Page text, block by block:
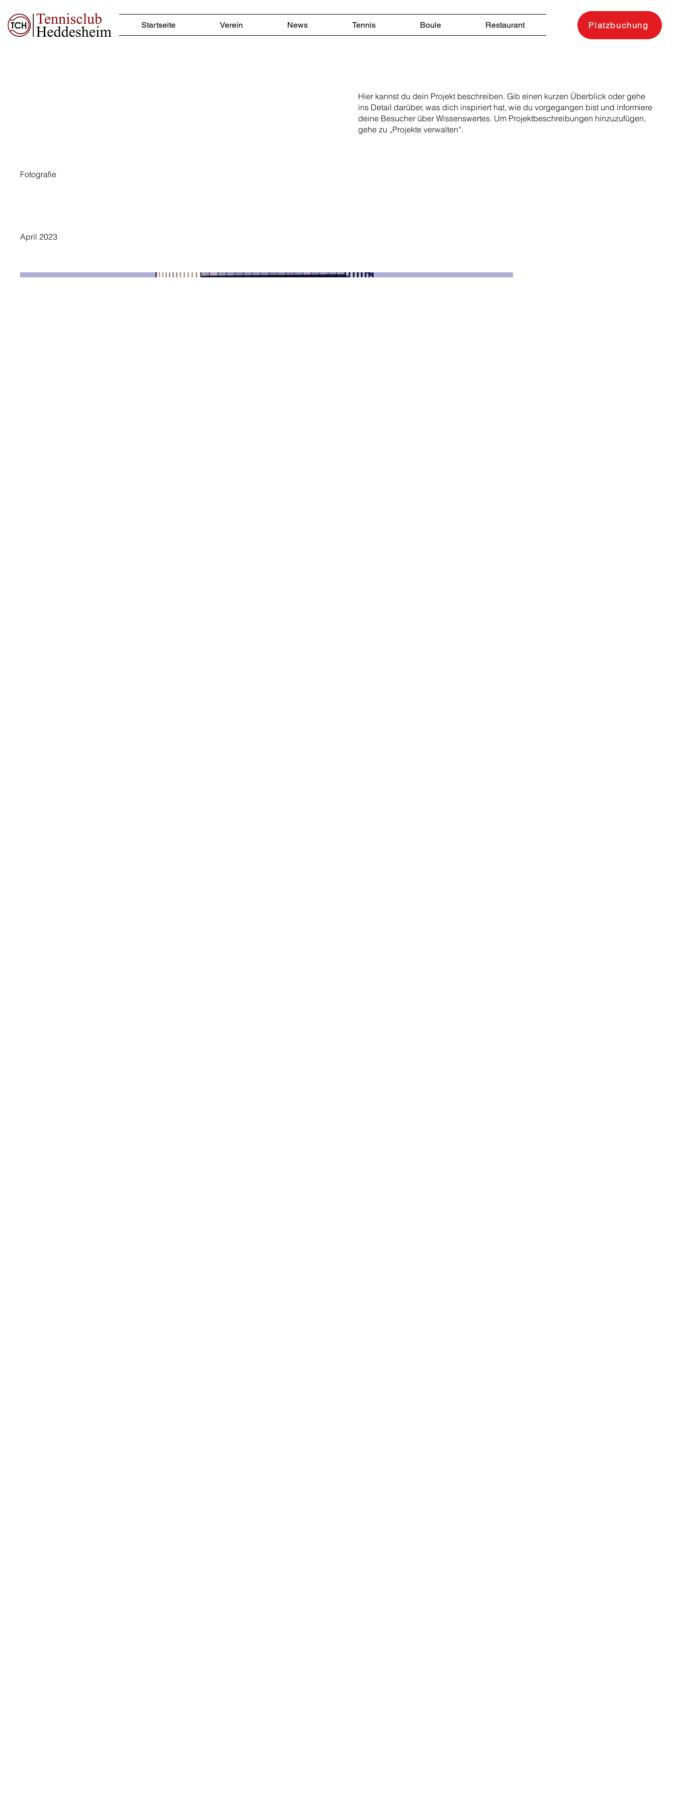
Startseite Verein News Tennis Boule Restaurant Platzbuchung
Fotografie
April 2023
Hier kannst du dein Projekt beschreiben. Gib einen kurzen Überblick oder gehe
ins Detail darüber, was dich inspiriert hat, wie du vorgegangen bist und informiere
deine Besucher über Wissenswertes. Um Projektbeschreibungen hinzuzufügen,
gehe zu „Projekte verwalten“.